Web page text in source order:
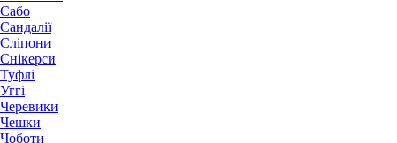
Сабо
Сандалії
Сліпони
Снікерси
Туфлі
Уггі
Черевики
Чешки
Чоботи